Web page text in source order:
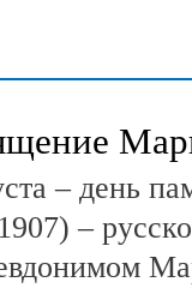
– день
–